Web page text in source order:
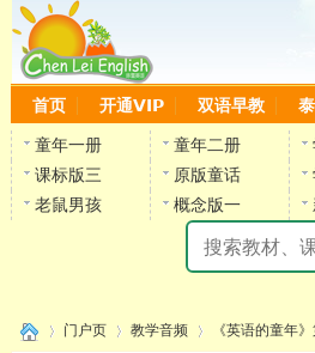
首页 开通VIP 双语早教
童年一册 童年二册
课标版三
原版童话
老鼠男孩
概念版一
门户页 教学音频 《英语的童年